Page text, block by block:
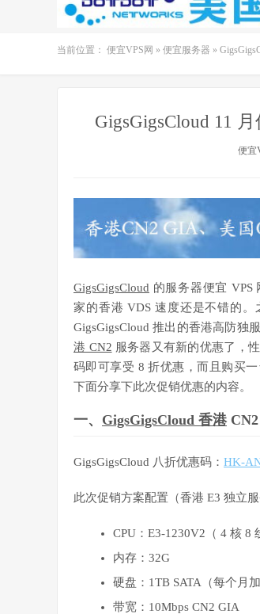
当前位置： 便宜VPS网 » 便宜服务器 »
GigsGigsCloud 11
便宜
GigsGigsCloud 的服务器便宜 VPS
家的香港 VDS 速度还是不错的
GigsGigsCloud 推出的香港高防独
港 CN2 服务器又有新的优惠了，
码即可享受 8 折优惠，而且购买一
下面分享下此次促销优惠的内容。
一、 GigsGigsCloud 香港
GigsGigsCloud 八折优惠码： HK-
此次促销方案配置（香港 E3 独立服
CPU：E3-1230V2（ 4 核 8
内存：32G
硬盘：1TB SATA（每个月
带宽：10Mbps CN2 GIA